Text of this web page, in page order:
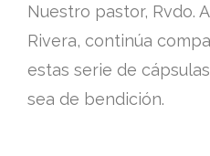
Nuestro pastor, Rvdo.
Rivera, continúa
estas serie de
sea de bendición.